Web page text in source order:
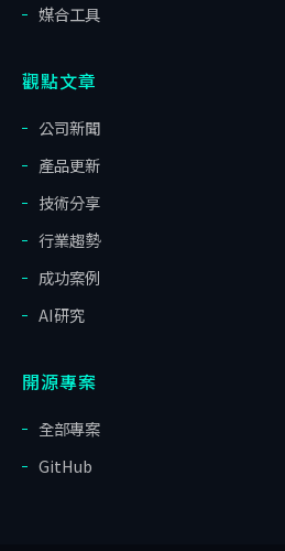
媒合工具
觀點文章
公司新聞
產品更新
技術分享
行業趨勢
成功案例
AI研究
開源專案
全部專案
GitHub